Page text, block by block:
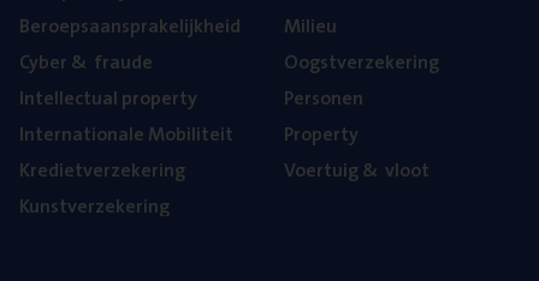
Beroeps­aan­spra­ke­lijk­heid
Cyber& fraude
Intel­lec­tu­al property
Inter­na­ti­o­na­le Mobiliteit
Kre­diet­ver­ze­ke­ring
Kunst­ver­ze­ke­ring
Mili­eu
Oogst­ver­ze­ke­ring
Per­so­nen
Pro­per­ty
Voer­tuig& vloot